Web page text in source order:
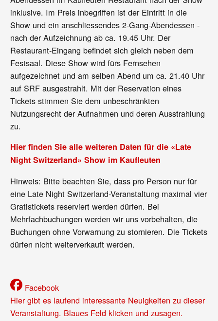
inklusive. Im Preis inbegriffen ist der Eintritt in die
Show und ein anschliessendes 2-Gang-Abendessen -
nach der Aufzeichnung ab ca. 19.45 Uhr. Der
Restaurant-Eingang befindet sich gleich neben dem
Festsaal. Diese Show wird fürs Fernsehen
aufgezeichnet und am selben Abend um ca. 21.40 Uhr
auf SRF ausgestrahlt. Mit der Reservation eines
Tickets stimmen Sie dem unbeschränkten
Nutzungsrecht der Aufnahmen und deren Ausstrahlung
zu.
Hier finden Sie alle weiteren Daten für die «Late
Night Switzerland» Show im Kaufleuten
Hinweis: Bitte beachten Sie, dass pro Person nur für
eine Late Night Switzerland-Veranstaltung maximal vier
Gratistickets reserviert werden dürfen. Bei
Mehrfachbuchungen werden wir uns vorbehalten, die
Buchungen ohne Vorwarnung zu stornieren. Die Tickets
dürfen nicht weiterverkauft werden.
Facebook
Hier gibt es laufend interessante Neuigkeiten zu dieser
Veranstaltung. Blaues Feld klicken und zusagen.